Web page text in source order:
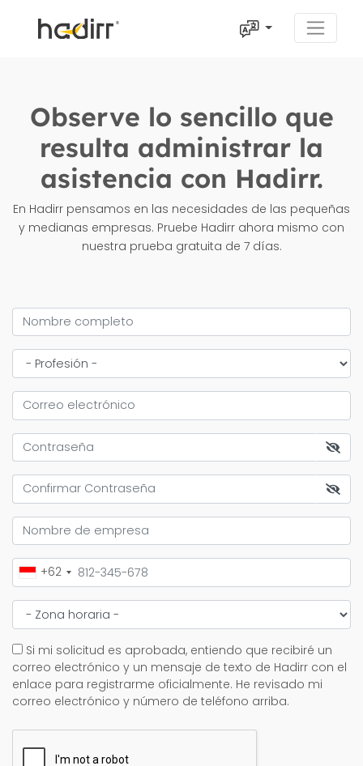
Observe lo sencillo que
resulta administrar la
asistencia con Hadirr.
En Hadirr pensamos en las necesidades de las pequeñas
y medianas empresas. Pruebe Hadirr ahora mismo con
nuestra prueba gratuita de 7 días.
+62
Si mi solicitud es aprobada, entiendo que recibiré un
correo electrónico y un mensaje de texto de Hadirr con el
enlace para registrarme oficialmente. He revisado mi
correo electrónico y número de teléfono arriba.